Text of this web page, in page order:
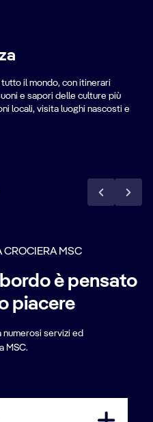
il mondo, con itinerari
e sapori delle culture più
locali, visita luoghi nascosti e
e cucina
CROCIERA MSC
è pensato
piacere
numerosi servizi ed
MSC.